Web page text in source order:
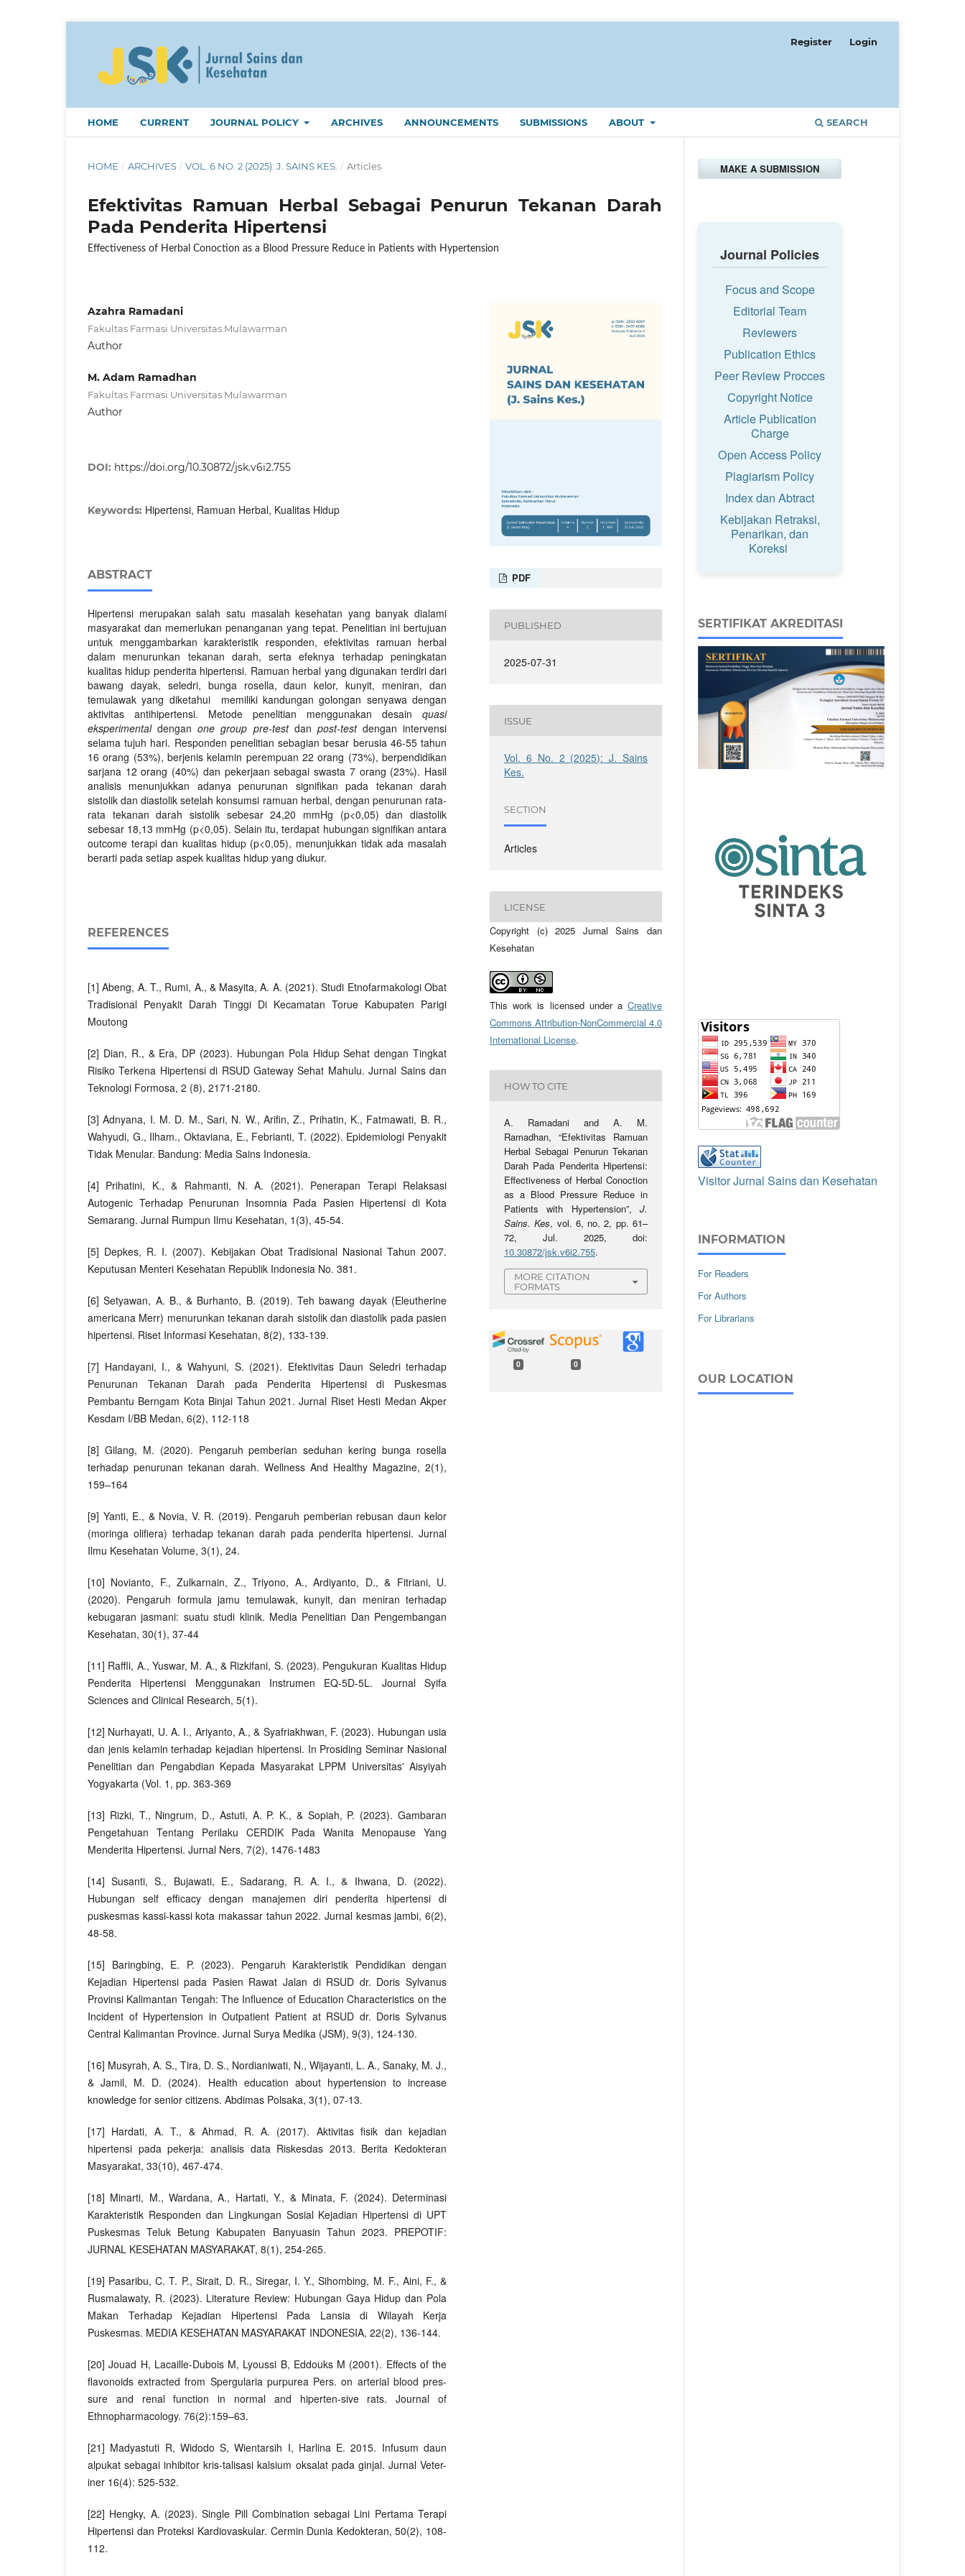
HOME CURRENT JOURNAL POLICY ARCHIVES ANNOUNCEMENTS SUBMISSIONS ABOUT SEARCH
Register Login
HOME / ARCHIVES / VOL. 6 NO. 2 (2025): J. SAINS KES. / Articles
Efektivitas Ramuan Herbal Sebagai Penurun Tekanan Darah
Pada Penderita Hipertensi
Effectiveness of Herbal Conoction as a Blood Pressure Reduce in Patients with Hypertension
Azahra Ramadani
Fakultas Farmasi Universitas Mulawarman
Author
M. Adam Ramadhan
Fakultas Farmasi Universitas Mulawarman
Author
DOI: https://doi.org/10.30872/jsk.v6i2.755
Keywords: Hipertensi, Ramuan Herbal, Kualitas Hidup
ABSTRACT
Hipertensi merupakan salah satu masalah kesehatan yang banyak dialami
masyarakat dan memerlukan penanganan yang tepat. Penelitian ini bertujuan
untuk menggambarkan karakteristik responden, efektivitas ramuan herbal
dalam menurunkan tekanan darah, serta efeknya terhadap peningkatan
kualitas hidup penderita hipertensi. Ramuan herbal yang digunakan terdiri dari
bawang dayak, seledri, bunga rosella, daun kelor, kunyit, meniran, dan
temulawak yang diketahui memiliki kandungan golongan senyawa dengan
aktivitas antihipertensi. Metode penelitian menggunakan desain quasi
eksperimentaldenganone group pre-testdan post-testdengan intervensi
selama tujuh hari. Responden penelitian sebagian besar berusia 46-55 tahun
16 orang (53%), berjenis kelamin perempuan 22 orang (73%), berpendidikan
sarjana 12 orang (40%) dan pekerjaan sebagai swasta 7 orang (23%). Hasil
analisis menunjukkan adanya penurunan signifikan pada tekanan darah
sistolik dan diastolik setelah konsumsi ramuan herbal, dengan penurunan rata-
rata tekanan darah sistolik sebesar 24,20 mmHg (p<0,05) dan diastolik
sebesar 18,13 mmHg (p<0,05). Selain itu, terdapat hubungan signifikan antara
outcome terapi dan kualitas hidup (p<0,05), menunjukkan tidak ada masalah
berarti pada setiap aspek kualitas hidup yang diukur.
REFERENCES
[1] Abeng, A. T., Rumi, A., & Masyita, A. A. (2021). Studi Etnofarmakologi Obat
Tradisional Penyakit Darah Tinggi Di Kecamatan Torue Kabupaten Parigi
Moutong
[2] Dian, R., & Era, DP (2023). Hubungan Pola Hidup Sehat dengan Tingkat
Risiko Terkena Hipertensi di RSUD Gateway Sehat Mahulu. Jurnal Sains dan
Teknologi Formosa, 2 (8), 2171-2180.
[3] Adnyana, I. M. D. M., Sari, N. W., Arifin, Z., Prihatin, K., Fatmawati, B. R.,
Wahyudi, G., Ilham., Oktaviana, E., Febrianti, T. (2022). Epidemiologi Penyakit
Tidak Menular. Bandung: Media Sains Indonesia.
[4] Prihatini, K., & Rahmanti, N. A. (2021). Penerapan Terapi Relaksasi
Autogenic Terhadap Penurunan Insomnia Pada Pasien Hipertensi di Kota
Semarang. Jurnal Rumpun Ilmu Kesehatan, 1(3), 45-54.
[5] Depkes, R. I. (2007). Kebijakan Obat Tradisional Nasional Tahun 2007.
Keputusan Menteri Kesehatan Republik Indonesia No. 381.
[6] Setyawan, A. B., & Burhanto, B. (2019). Teh bawang dayak (Eleutherine
americana Merr) menurunkan tekanan darah sistolik dan diastolik pada pasien
hipertensi. Riset Informasi Kesehatan, 8(2), 133-139.
[7] Handayani, I., & Wahyuni, S. (2021). Efektivitas Daun Seledri terhadap
Penurunan Tekanan Darah pada Penderita Hipertensi di Puskesmas
Pembantu Berngam Kota Binjai Tahun 2021. Jurnal Riset Hesti Medan Akper
Kesdam I/BB Medan, 6(2), 112-118
[8] Gilang, M. (2020). Pengaruh pemberian seduhan kering bunga rosella
terhadap penurunan tekanan darah. Wellness And Healthy Magazine, 2(1),
159–164
[9] Yanti, E., & Novia, V. R. (2019). Pengaruh pemberian rebusan daun kelor
(moringa olifiera) terhadap tekanan darah pada penderita hipertensi. Jurnal
Ilmu Kesehatan Volume, 3(1), 24.
[10] Novianto, F., Zulkarnain, Z., Triyono, A., Ardiyanto, D., & Fitriani, U.
(2020). Pengaruh formula jamu temulawak, kunyit, dan meniran terhadap
kebugaran jasmani: suatu studi klinik. Media Penelitian Dan Pengembangan
Kesehatan, 30(1), 37-44
[11] Raffli, A., Yuswar, M. A., & Rizkifani, S. (2023). Pengukuran Kualitas Hidup
Penderita Hipertensi Menggunakan Instrumen EQ-5D-5L. Journal Syifa
Sciences and Clinical Research, 5(1).
[12] Nurhayati, U. A. I., Ariyanto, A., & Syafriakhwan, F. (2023). Hubungan usia
dan jenis kelamin terhadap kejadian hipertensi. In Prosiding Seminar Nasional
Penelitian dan Pengabdian Kepada Masyarakat LPPM Universitas' Aisyiyah
Yogyakarta (Vol. 1, pp. 363-369
[13] Rizki, T., Ningrum, D., Astuti, A. P. K., & Sopiah, P. (2023). Gambaran
Pengetahuan Tentang Perilaku CERDIK Pada Wanita Menopause Yang
Menderita Hipertensi. Jurnal Ners, 7(2), 1476-1483
[14] Susanti, S., Bujawati, E., Sadarang, R. A. I., & Ihwana, D. (2022).
Hubungan self efficacy dengan manajemen diri penderita hipertensi di
puskesmas kassi-kassi kota makassar tahun 2022. Jurnal kesmas jambi, 6(2),
48-58.
[15] Baringbing, E. P. (2023). Pengaruh Karakteristik Pendidikan dengan
Kejadian Hipertensi pada Pasien Rawat Jalan di RSUD dr. Doris Sylvanus
Provinsi Kalimantan Tengah: The Influence of Education Characteristics on the
Incident of Hypertension in Outpatient Patient at RSUD dr. Doris Sylvanus
Central Kalimantan Province. Jurnal Surya Medika (JSM), 9(3), 124-130.
[16] Musyrah, A. S., Tira, D. S., Nordianiwati, N., Wijayanti, L. A., Sanaky, M. J.,
& Jamil, M. D. (2024). Health education about hypertension to increase
knowledge for senior citizens. Abdimas Polsaka, 3(1), 07-13.
[17] Hardati, A. T., & Ahmad, R. A. (2017). Aktivitas fisik dan kejadian
hipertensi pada pekerja: analisis data Riskesdas 2013. Berita Kedokteran
Masyarakat, 33(10), 467-474.
[18] Minarti, M., Wardana, A., Hartati, Y., & Minata, F. (2024). Determinasi
Karakteristik Responden dan Lingkungan Sosial Kejadian Hipertensi di UPT
Puskesmas Teluk Betung Kabupaten Banyuasin Tahun 2023. PREPOTIF:
JURNAL KESEHATAN MASYARAKAT, 8(1), 254-265.
[19] Pasaribu, C. T. P., Sirait, D. R., Siregar, I. Y., Sihombing, M. F., Aini, F., &
Rusmalawaty, R. (2023). Literature Review: Hubungan Gaya Hidup dan Pola
Makan Terhadap Kejadian Hipertensi Pada Lansia di Wilayah Kerja
Puskesmas. MEDIA KESEHATAN MASYARAKAT INDONESIA, 22(2), 136-144.
[20] Jouad H, Lacaille-Dubois M, Lyoussi B, Eddouks M (2001). Effects of the
flavonoids extracted from Spergularia purpurea Pers. on arterial blood pres-
sure and renal function in normal and hiperten-sive rats. Journal of
Ethnopharmacology. 76(2):159–63.
[21] Madyastuti R, Widodo S, Wientarsih I, Harlina E. 2015. Infusum daun
alpukat sebagai inhibitor kris-talisasi kalsium oksalat pada ginjal. Jurnal Veter-
iner 16(4): 525-532.
[22] Hengky, A. (2023). Single Pill Combination sebagai Lini Pertama Terapi
Hipertensi dan Proteksi Kardiovaskular. Cermin Dunia Kedokteran, 50(2), 108-
112.
PDF
PUBLISHED
2025-07-31
ISSUE
Vol. 6 No. 2 (2025): J. Sains
Kes.
SECTION
Articles
LICENSE
Copyright (c) 2025 Jurnal Sains dan
Kesehatan
This work is licensed under a Creative
Commons Attribution-NonCommercial 4.0
International License.
HOW TO CITE
A. Ramadani and A. M.
Ramadhan, “Efektivitas Ramuan
Herbal Sebagai Penurun Tekanan
Darah Pada Penderita Hipertensi:
Effectiveness of Herbal Conoction
as a Blood Pressure Reduce in
Patients with Hypertension”, J.
Sains. Kes, vol. 6, no. 2, pp. 61–
72, Jul. 2025, doi:
10.30872/jsk.v6i2.755.
MORE CITATION
FORMATS
0 0
MAKE A SUBMISSION
Journal Policies
Focus and Scope
Editorial Team
Reviewers
Publication Ethics
Peer Review Procces
Copyright Notice
Article Publication
Charge
Open Access Policy
Plagiarism Policy
Index dan Abtract
Kebijakan Retraksi,
Penarikan, dan
Koreksi
SERTIFIKAT AKREDITASI
Visitor Jurnal Sains dan Kesehatan
INFORMATION
For Readers
For Authors
For Librarians
OUR LOCATION